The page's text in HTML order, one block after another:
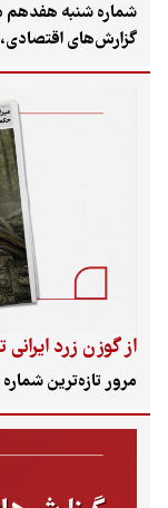
گزارش‌های
انرژی‌های
پژوهشکده هنرهای
فشارهای وارد بر
از گوزن زرد
مرور تازه‌ترین شماره